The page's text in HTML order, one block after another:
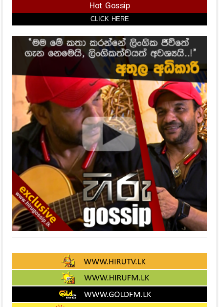
Hot Gossip
CLICK HERE